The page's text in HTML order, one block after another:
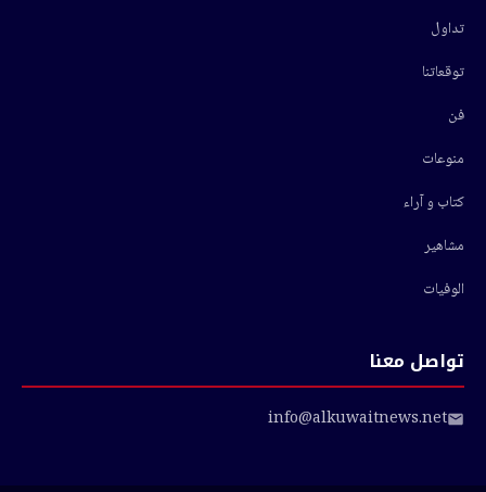
تداول
توقعاتنا
فن
منوعات
كتاب و آراء
مشاهير
الوفيات
تواصل معنا
info@alkuwaitnews.net